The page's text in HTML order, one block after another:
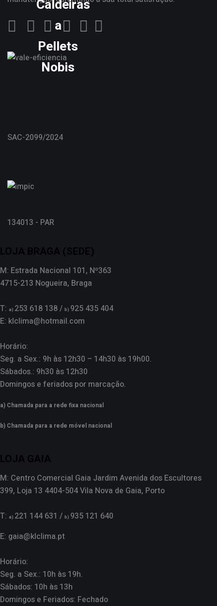
Caldeiras
a
Pellets
Nobis
SAC-2099/2024
134013 - PAR
LOJA BRAGA (SEDE)
M: Estrada Nacional 101, Nº363
4715-213 Nogueira, Braga
T: a) 253 618 138 / b) 925 435 404
E: klclima@hotmail.com
Horário:
Seg. a Sex.: 9h às 12h30 – 14h30 às 19h00.
Sábados.: 9h30 às 12h30
Domingos e feriados por marcação.
a) Chamada para a rede fixa nacional
b) Chamada para a rede móvel nacional
LOJA GAIA
M: Centro Comercial Gaia Jardim Avenida dos Escultores
399, Loja 13 4404-504 Vila Nova de Gaia, Porto
T: a) 221 144 631 / b) 935 121 640
E: gaia@klclima.pt
Horário:
Seg. a Sex.: 10h às 19h.
Sábados: 10h às 13h
Domingos e Feriados: Fechado